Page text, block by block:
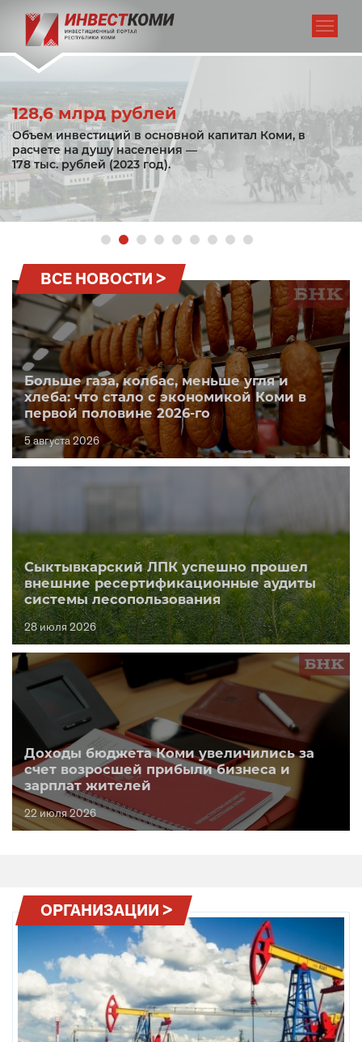
128,6 млрд рублей
Объем инвестиций в основной капитал Коми, в
расчете на душу населения —
178 тыс. рублей (2023 год).
ВСЕ НОВОСТИ >
Больше газа, колбас, меньше угля и
хлеба: что стало с экономикой Коми в
первой половине 2026-го
5 августа 2026
Сыктывкарский ЛПК успешно прошел
внешние ресертификационные аудиты
системы лесопользования
28 июля 2026
Доходы бюджета Коми увеличились за
счет возросшей прибыли бизнеса и
зарплат жителей
22 июля 2026
ОРГАНИЗАЦИИ >